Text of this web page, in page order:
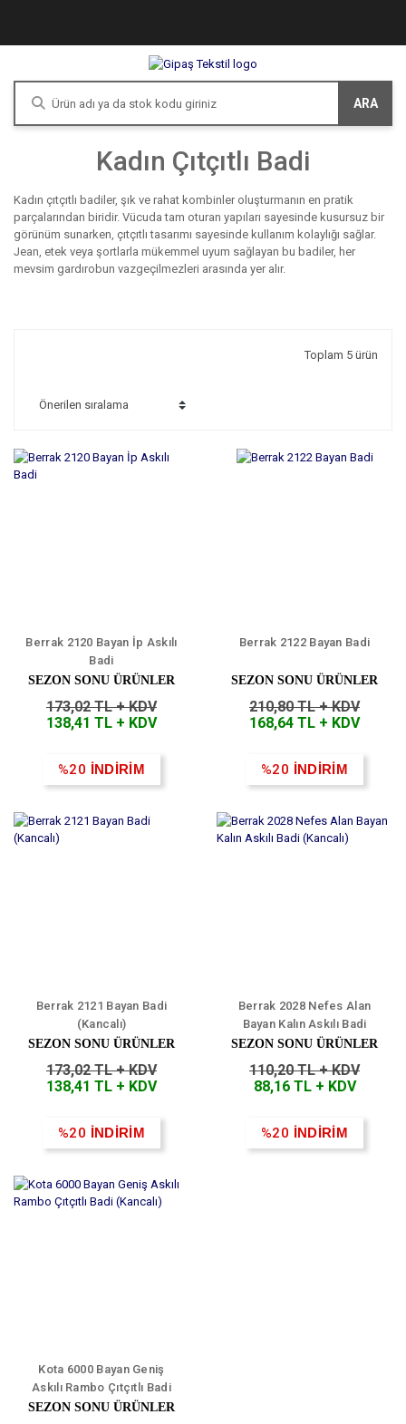
ARA
Kadın Çıtçıtlı Badi
Kadın çıtçıtlı badiler, şık ve rahat kombinler oluşturmanın en pratik
parçalarından biridir. Vücuda tam oturan yapıları sayesinde kusursuz bir
görünüm sunarken, çıtçıtlı tasarımı sayesinde kullanım kolaylığı sağlar.
Jean, etek veya şortlarla mükemmel uyum sağlayan bu badiler, her
mevsim gardırobun vazgeçilmezleri arasında yer alır.
Toplam 5 ürün
Berrak 2120 Bayan İp Askılı
Badi
SEZON SONU ÜRÜNLER
173,02 TL + KDV
138,41 TL + KDV
%20 İNDİRİM
Berrak 2122 Bayan Badi
SEZON SONU ÜRÜNLER
210,80 TL + KDV
168,64 TL + KDV
%20 İNDİRİM
Berrak 2121 Bayan Badi
(Kancalı)
SEZON SONU ÜRÜNLER
173,02 TL + KDV
138,41 TL + KDV
%20 İNDİRİM
Berrak 2028 Nefes Alan
Bayan Kalın Askılı Badi
(Kancalı)
SEZON SONU ÜRÜNLER
110,20 TL + KDV
88,16 TL + KDV
%20 İNDİRİM
Kota 6000 Bayan Geniş
Askılı Rambo Çıtçıtlı Badi
(Kancalı)
SEZON SONU ÜRÜNLER